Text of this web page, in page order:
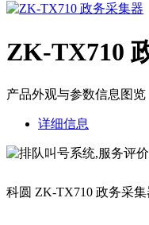
ZK-TX710
产品外观与参数信息图览
详细信息
科圆 ZK-TX710 政务采